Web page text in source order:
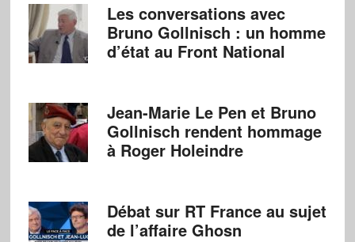
Les conversations avec
Bruno Gollnisch : un homme
d’état au Front National
Jean-Marie Le Pen et Bruno
Gollnisch rendent hommage
à Roger Holeindre
Débat sur RT France au sujet
de l’affaire Ghosn